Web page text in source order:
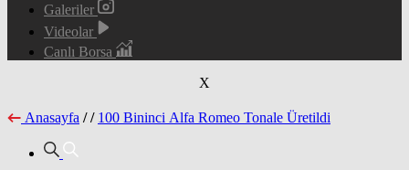
Galeriler
Videolar
Canlı Borsa
X
Anasayfa / / 100 Bininci Alfa Romeo Tonale Üretildi